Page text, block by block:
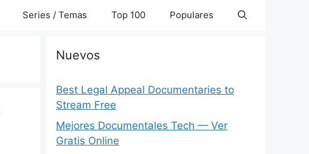
Series / Temas Top 100 Populares
Nuevos
Best Legal Appeal Documentaries to
Stream Free
Mejores Documentales Tech — Ver
Gratis Online